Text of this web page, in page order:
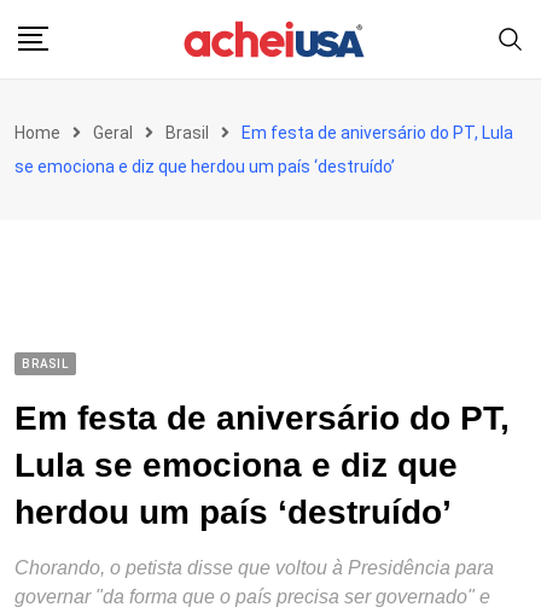
Home Geral Brasil
Em festa de aniversário do PT, Lula
se emociona e diz que herdou um país ‘destruído’
BRASIL
Em festa de aniversário do PT,
Lula se emociona e diz que
herdou um país ‘destruído’
Chorando, o petista disse que voltou à Presidência para
governar "da forma que o país precisa ser governado" e